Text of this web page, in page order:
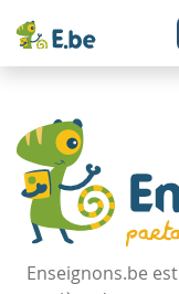
Enseignons.be